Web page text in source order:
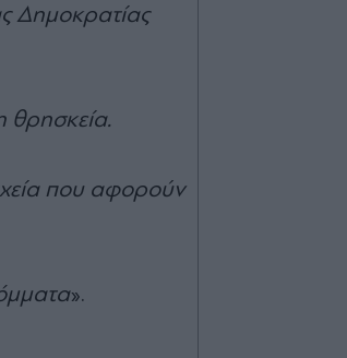
Δημοκρατίας
θρησκεία.
που αφορούν
».